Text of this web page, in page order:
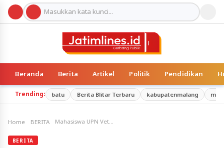
Beranda Berita Artikel Politik Pendidikan
Trending: batu Berita Blitar Terbaru kabupatenmalang
Home BERITA
BERITA